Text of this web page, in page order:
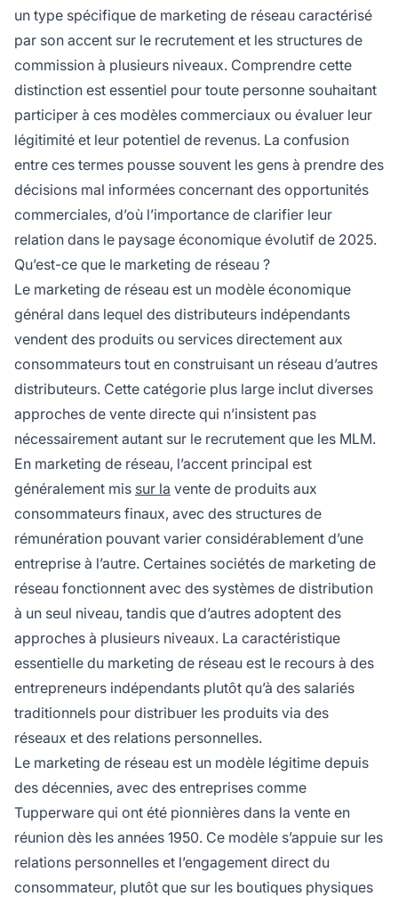
un type spécifique de marketing de réseau caractérisé
par son accent sur le recrutement et les structures de
commission à plusieurs niveaux. Comprendre cette
distinction est essentiel pour toute personne souhaitant
participer à ces modèles commerciaux ou évaluer leur
légitimité et leur potentiel de revenus. La confusion
entre ces termes pousse souvent les gens à prendre des
décisions mal informées concernant des opportunités
commerciales, d’où l’importance de clarifier leur
relation dans le paysage économique évolutif de 2025.
Qu’est-ce que le marketing de réseau ?
Le marketing de réseau est un modèle économique
général dans lequel des distributeurs indépendants
vendent des produits ou services directement aux
consommateurs tout en construisant un réseau d’autres
distributeurs. Cette catégorie plus large inclut diverses
approches de vente directe qui n’insistent pas
nécessairement autant sur le recrutement que les MLM.
En marketing de réseau, l’accent principal est
généralement mis sur la vente de produits aux
consommateurs finaux, avec des structures de
rémunération pouvant varier considérablement d’une
entreprise à l’autre. Certaines sociétés de marketing de
réseau fonctionnent avec des systèmes de distribution
à un seul niveau, tandis que d’autres adoptent des
approches à plusieurs niveaux. La caractéristique
essentielle du marketing de réseau est le recours à des
entrepreneurs indépendants plutôt qu’à des salariés
traditionnels pour distribuer les produits via des
réseaux et des relations personnelles.
Le marketing de réseau est un modèle légitime depuis
des décennies, avec des entreprises comme
Tupperware qui ont été pionnières dans la vente en
réunion dès les années 1950. Ce modèle s’appuie sur les
relations personnelles et l’engagement direct du
consommateur, plutôt que sur les boutiques physiques